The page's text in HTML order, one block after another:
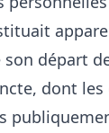
départ
dont